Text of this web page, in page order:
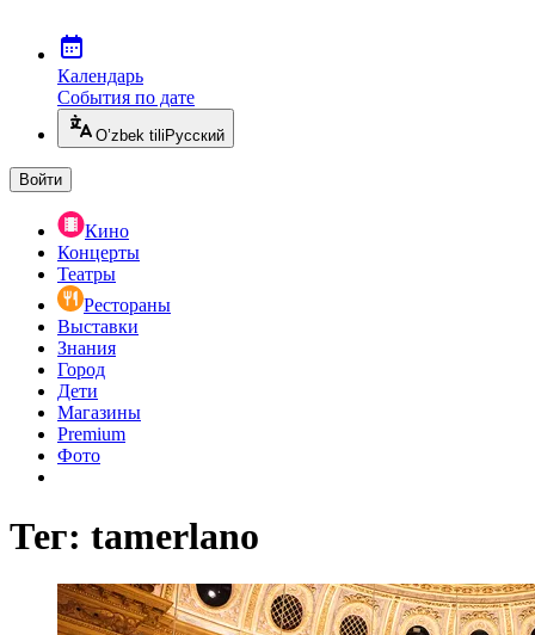
Календарь
События по дате
O’zbek tili Русский
Войти
Кино
Концерты
Театры
Рестораны
Выставки
Знания
Город
Дети
Магазины
Premium
Фото
Тег: tamerlano